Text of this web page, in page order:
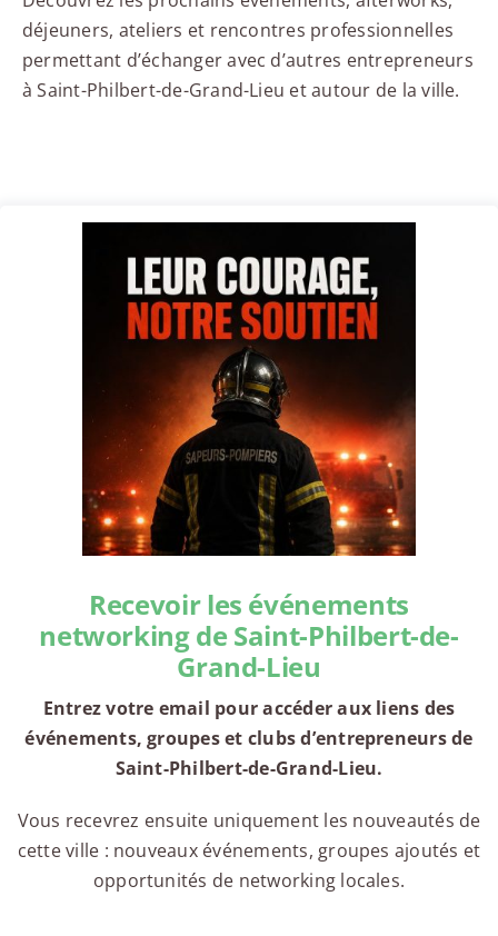
déjeuners, ateliers et rencontres professionnelles
permettant d’échanger avec d’autres entrepreneurs
à Saint-Philbert-de-Grand-Lieu et autour de la ville.
Recevoir les événements
networking de Saint-Philbert-de-
Grand-Lieu
Entrez votre email pour accéder aux liens des
événements, groupes et clubs d’entrepreneurs de
Saint-Philbert-de-Grand-Lieu.
Vous recevrez ensuite uniquement les nouveautés de
cette ville : nouveaux événements, groupes ajoutés et
opportunités de networking locales.